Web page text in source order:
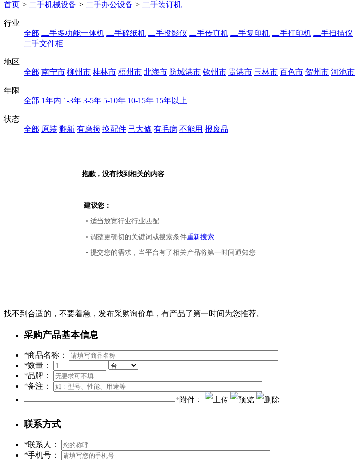
首页 > 二手机械设备 > 二手办公设备 > 二手装订机
行业
全部 二手多功能一体机 二手碎纸机 二手投影仪 二手传真机 二手复印机 二手打印机 二手扫描仪
二手文件柜
地区
全部 南宁市 柳州市 桂林市 梧州市 北海市 防城港市 钦州市 贵港市 玉林市 百色市 贺州市 河池市
年限
全部 1年内 1-3年 3-5年 5-10年 10-15年 15年以上
状态
全部 原装 翻新 有磨损 换配件 已大修 有毛病 不能用 报废品
抱歉，没有找到相关的内容
建议您：
• 适当放宽行业行业匹配
• 调整更确切的关键词或搜索条件重新搜索
• 提交您的需求，当平台有了相关产品将第一时间通知您
找不到合适的，不要着急，发布采购询价单，有产品了第一时间为您推荐。
采购产品基本信息
*商品名称：
*数量：
*品牌：
*备注：
*附件：
联系方式
*联系人：
*手机号：